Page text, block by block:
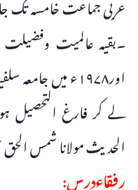
۔بقیہ عالمیت وفضیلت
اور۱۹۷۸ء میں
لے کر فارغ التحصیل
الحدیث مولانا شمس
رفقاءدرس: